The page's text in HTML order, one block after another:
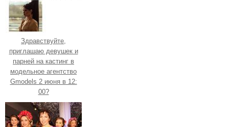
Здравствуйте,
приглашаю девушек и
парней на кастинг в
модельное агентство
Gmodels 2 июня в 12:
00?